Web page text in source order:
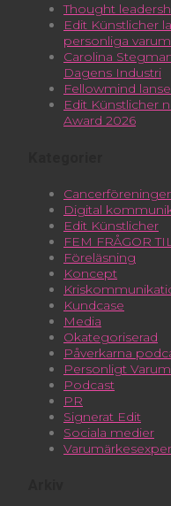
Thought
Edit Künstlicher
personliga
Carolina
Dagens Industri
Fellowmind
Edit Künstlicher
Award 2026
Digital
Edit Künstlicher
FEM FRÅGOR
Föreläsning
Koncept
Kundcase
Media
Okategoriserad
Påverkarna
Personligt
Podcast
PR
Signerat Edit
Sociala medier